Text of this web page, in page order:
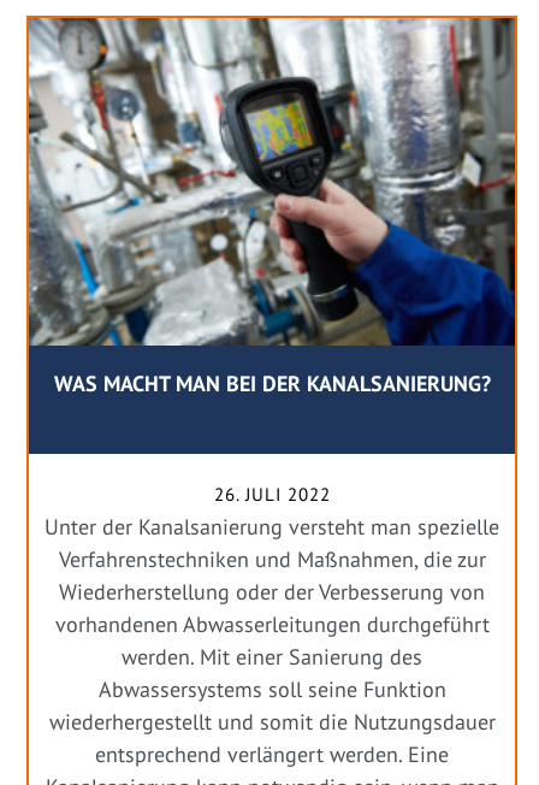
WAS MACHT MAN BEI DER KANALSANIERUNG?
26. JULI 2022
Unter der Kanalsanierung versteht man spezielle
Verfahrenstechniken und Maßnahmen, die zur
Wiederherstellung oder der Verbesserung von
vorhandenen Abwasserleitungen durchgeführt
werden. Mit einer Sanierung des
Abwassersystems soll seine Funktion
wiederhergestellt und somit die Nutzungsdauer
entsprechend verlängert werden. Eine